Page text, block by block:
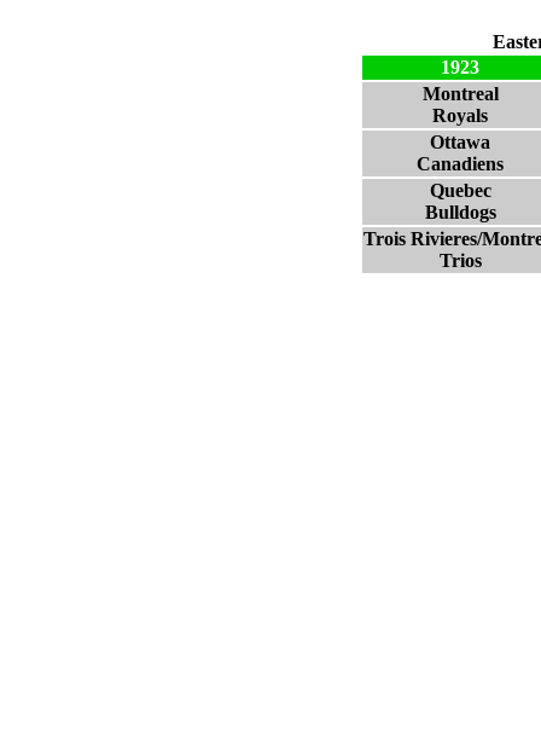
1923
Montreal
Royals
Ottawa
Canadiens
Quebec
Bulldogs
Trois Rivieres/
Trios